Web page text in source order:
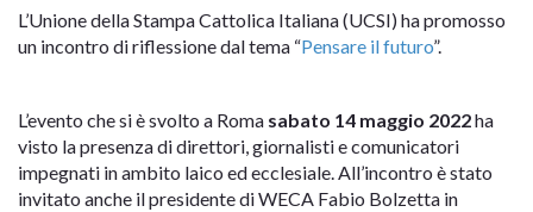
L’Unione della Stampa Cattolica Italiana (UCSI) ha promosso
un incontro di riflessione dal tema “Pensare il futuro”.
L’evento che si è svolto a Roma sabato 14 maggio 2022ha
visto la presenza di direttori, giornalisti e comunicatori
impegnati in ambito laico ed ecclesiale. All’incontro è stato
invitato anche il presidente di WECA Fabio Bolzetta in